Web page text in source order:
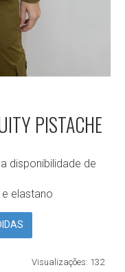
PISTACHE
disponibilidade de
elastano
Visualizações: 132